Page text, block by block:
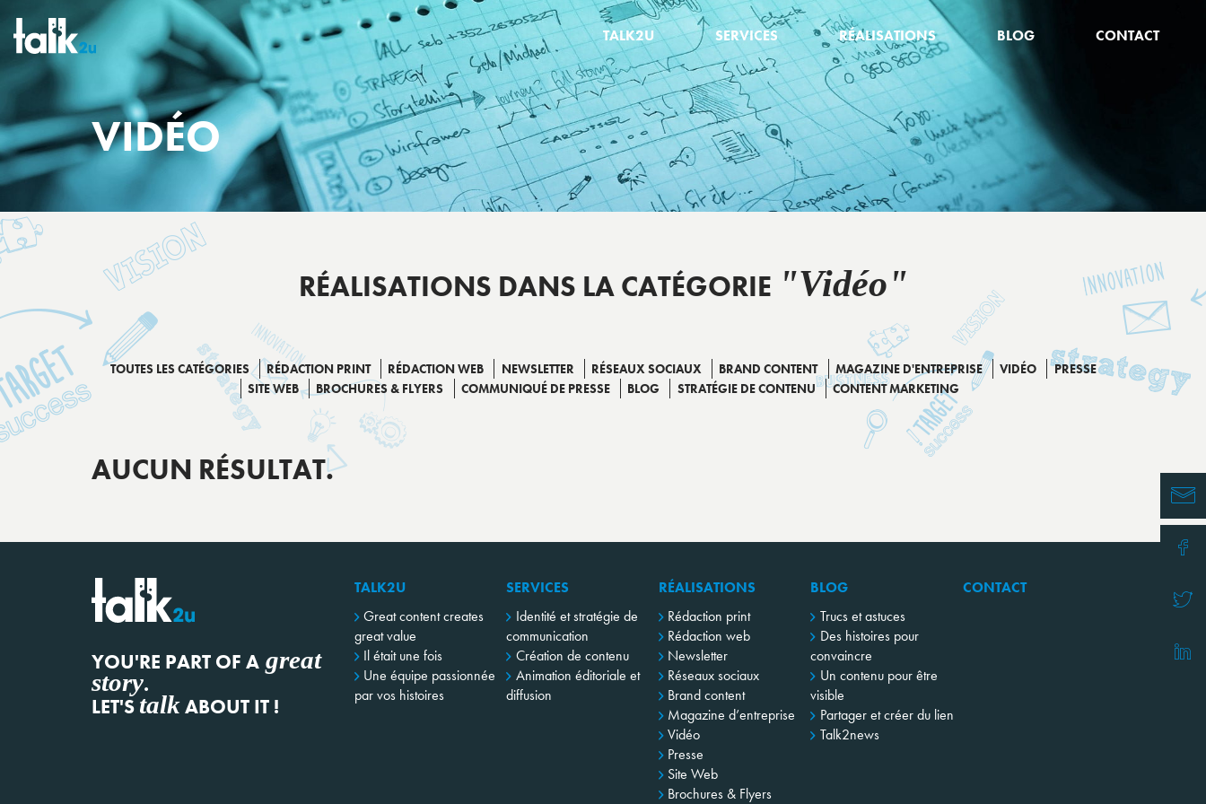
TALK2U SERVICES RÉALISATIONS BLOG CONTACT
VIDÉO
RÉALISATIONS DANS LA CATÉGORIE "Vidéo"
TOUTES LES CATÉGORIES RÉDACTION PRINT RÉDACTION WEB NEWSLETTER RÉSEAUX SOCIAUX BRAND CONTENT MAGAZINE D'ENTREPRISE VIDÉO
PRESSE
SITE WEB
BROCHURES & FLYERS COMMUNIQUÉ DE PRESSE BLOG STRATÉGIE DE CONTENU CONTENT MARKETING
AUCUN RÉSULTAT.
YOU'RE PART OF A great
story.
LET'S talkABOUT IT !
TALK2U
Great content creates
great value
Il était une fois
Une équipe passionnée
par vos histoires
SERVICES
Identité et stratégie de
communication
Création de contenu
Animation éditoriale et
diffusion
RÉALISATIONS
Rédaction print
Rédaction web
Newsletter
Réseaux sociaux
Brand content
Magazine d’entreprise
Vidéo
Presse
Site Web
Brochures & Flyers
BLOG
Trucs et astuces
Des histoires pour
convaincre
Un contenu pour être
visible
Partager et créer du lien
Talk2news
CONTACT